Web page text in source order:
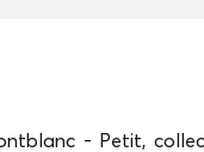
- Petit,